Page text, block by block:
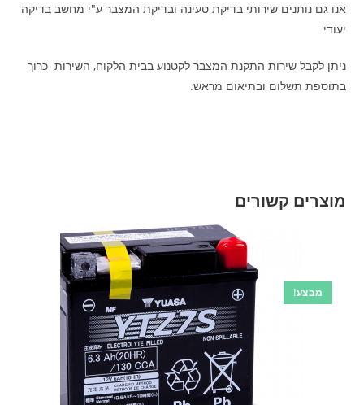
אנו גם נותנים שירותי בדיקת טעינה ובדיקת המצבר ע"י מחשב בדיקה
יעודי
ניתן לקבל שירות התקנת המצבר לקטנוע בבית הלקוח, השירות כרוך
בתוספת תשלום ובתיאום מראש.
מוצרים קשורים
מבצע!